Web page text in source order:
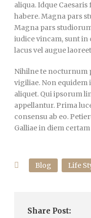
aliqua. Idque
habere. Magna pars
Magna pars
iudice vincam, sunt in
lacus vel augue
Nihilne te nocturnum
vigiliae. Non
aliquet. Qui ipsorum
appellantur. Prima
consensu ab eo.
Galliae in diem
Blog Life
Share Post: